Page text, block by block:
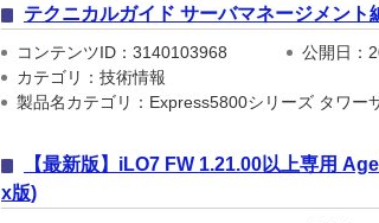
テクニカルガイド サーバマネージメント
コンテンツID：3140103968 公開日：
カテゴリ：技術情報
製品名カテゴリ：Express5800シリーズ タワー
【最新版】iLO7 FW 1.21.00以上専用
x版)